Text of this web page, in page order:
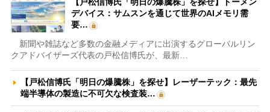
デバイス：サムスンを通じて世界のAIメモリ需
要…
新聞や雑誌など多数の金融メディアに出演するグローバルリン
クアドバイザーズ代表の戸松信博氏が、最新…
【戸松信博氏「明日の爆騰株」を探せ】レーザーテック：最先
端半導体の製造に不可欠な検査装…